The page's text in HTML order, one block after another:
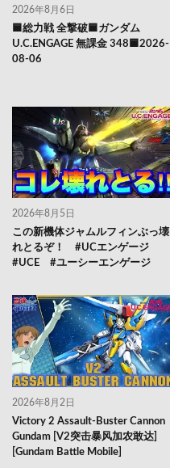
2026年8月6日
🟦総力戦 全撃破🟦ガンダム
U.C.ENGAGE 無課金 348🟦2026-
08-06
2026年8月5日
この新機体ジャムルフィンぶっ壊
れとるぞ！ #UCエンゲージ
#UCE #ユーシーエンゲージ
2026年8月2日
Victory 2 Assault-Buster Cannon
Gundam [V2突击暴风加农敢达]
[Gundam Battle Mobile]